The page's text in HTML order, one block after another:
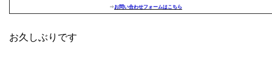
⇒お問い合わせフォームはこちら
お久しぶりです